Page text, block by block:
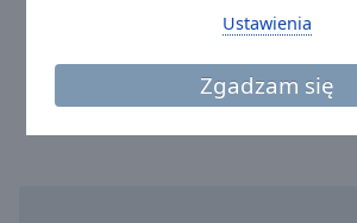
Zgadzam się
Ustawienia
@featured
Czas w mieście Kraków
08:48 08.07.2026